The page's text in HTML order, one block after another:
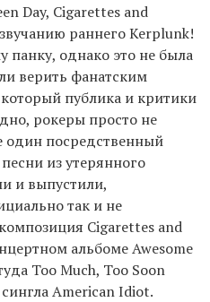
Day, Cigarettes and
раннего Kerplunk!
панку, однако это не была
верить фанатским
публика и критики
рокеры просто не
один посредственный
из утерянного
и выпустили,
так и не
Cigarettes and
альбоме Awesome
Too Much, Too Soon
American Idiot.